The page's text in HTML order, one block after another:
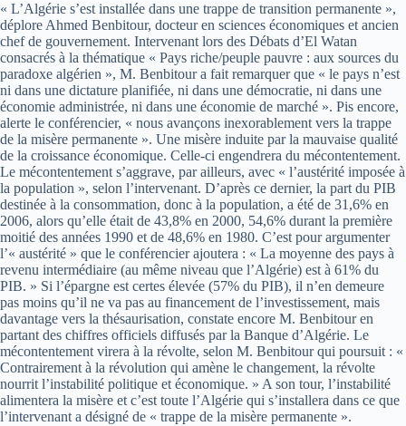
« L’Algérie s’est installée dans une trappe de transition permanente »,
déplore Ahmed Benbitour, docteur en sciences économiques et ancien
chef de gouvernement. Intervenant lors des Débats d’El Watan
consacrés à la thématique « Pays riche/peuple pauvre : aux sources du
paradoxe algérien », M. Benbitour a fait remarquer que « le pays n’est
ni dans une dictature planifiée, ni dans une démocratie, ni dans une
économie administrée, ni dans une économie de marché ». Pis encore,
alerte le conférencier, « nous avançons inexorablement vers la trappe
de la misère permanente ». Une misère induite par la mauvaise qualité
de la croissance économique. Celle-ci engendrera du mécontentement.
Le mécontentement s’aggrave, par ailleurs, avec « l’austérité imposée à
la population », selon l’intervenant. D’après ce dernier, la part du PIB
destinée à la consommation, donc à la population, a été de 31,6% en
2006, alors qu’elle était de 43,8% en 2000, 54,6% durant la première
moitié des années 1990 et de 48,6% en 1980. C’est pour argumenter
l’« austérité » que le conférencier ajoutera : « La moyenne des pays à
revenu intermédiaire (au même niveau que l’Algérie) est à 61% du
PIB. » Si l’épargne est certes élevée (57% du PIB), il n’en demeure
pas moins qu’il ne va pas au financement de l’investissement, mais
davantage vers la thésaurisation, constate encore M. Benbitour en
partant des chiffres officiels diffusés par la Banque d’Algérie. Le
mécontentement virera à la révolte, selon M. Benbitour qui poursuit : «
Contrairement à la révolution qui amène le changement, la révolte
nourrit l’instabilité politique et économique. » A son tour, l’instabilité
alimentera la misère et c’est toute l’Algérie qui s’installera dans ce que
l’intervenant a désigné de « trappe de la misère permanente ».